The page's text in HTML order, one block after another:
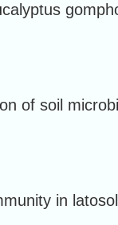
of soil
in